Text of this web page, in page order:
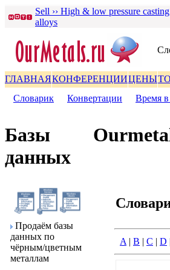
Sell ›› High & low pressure
alloys
ГЛАВНАЯКОНФЕРЕНЦИИЦЕНЫ
Словаpик
Конвеpтации Вpемя в
Базы
данных
Пpодаём базы
данных по
чёpным/цветным
металлам
A | B | C | D